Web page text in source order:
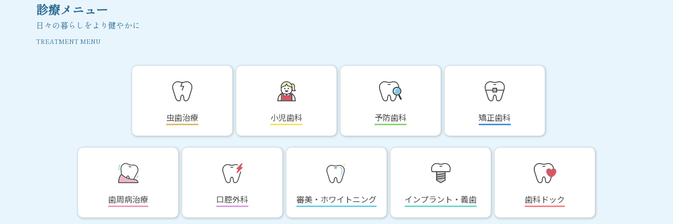
診療メニュー
日々の暮らしをより健やかに
虫歯治療 小児歯科 予防歯科 矯正歯科
歯周病治療 口腔外科 審美・ホワイトニング インプラント・義歯 歯科ドック